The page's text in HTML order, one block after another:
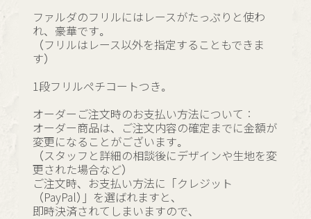
ファルダのフリルにはレースがたっぷりと使わ
れ、豪華です。
（フリルはレース以外を指定することもできま
す）
1段フリルペチコートつき。
オーダーご注文時のお支払い方法について：
オーダー商品は、ご注文内容の確定までに金額が
変更になることがございます。
（スタッフと詳細の相談後にデザインや生地を変
更された場合など）
ご注文時、お支払い方法に「クレジット
（PayPal）」を選ばれますと、
即時決済されてしまいますので、